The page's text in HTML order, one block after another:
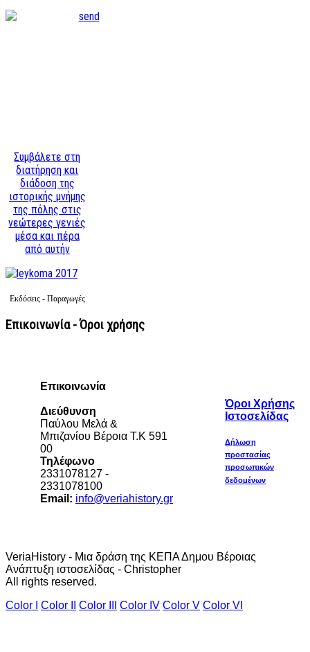
Συμβάλετε στη
διατήρηση και
διάδοση της
ιστορικής μνήμης
της πόλης στις
νεώτερες γενιές
μέσα και πέρα
από αυτήν
Εκδόσεις - Παραγωγές
Επικοινωνία - Όροι χρήσης
Επικοινωνία
Διεύθυνση
Παύλου Μελά &
Μπιζανίου Βέροια Τ.Κ 591
00
Τηλέφωνο
2331078127 -
2331078100
Email: info@veriahistory.gr
Όροι Χρήσης
Ιστοσελίδας
Δήλωση
προστασίας
προσωπικών
δεδομένων
VeriaHistory - Μια δράση της ΚΕΠΑ Δημου Βέροιας
Ανάπτυξη ιστοσελίδας - Christopher
All rights reserved.
Color I
Color II Color III Color IV Color V Color VI